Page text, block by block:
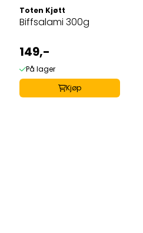
Toten Kjøtt
Biffsalami 300g
149,-
På lager
Kjøp